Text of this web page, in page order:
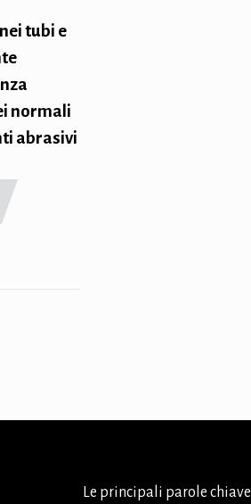
tubi e
normali
abrasivi
Le principali parole chiave